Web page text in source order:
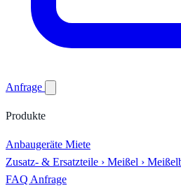
Anfrage
Produkte
Anbaugeräte Miete
Zusatz- & Ersatzteile › Meißel ›
FAQ Anfrage